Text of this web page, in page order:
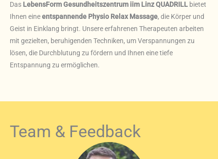
Das LebensForm Gesundheitszentrum iim Linz QUADRILL bietet
Ihnen eineentspannende Physio Relax Massage, die Körper und
Geist in Einklang bringt. Unsere erfahrenen Therapeuten arbeiten
mit gezielten, beruhigenden Techniken, um Verspannungen zu
lösen, die Durchblutung zu fördern und Ihnen eine tiefe
Entspannung zu ermöglichen.
Team & Feedback